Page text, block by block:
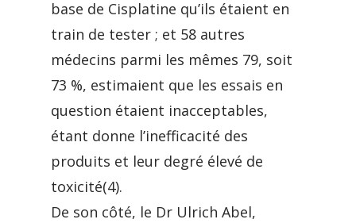
base de Cisplatine qu’ils étaient en
train de tester ; et 58 autres
médecins parmi les mêmes 79, soit
73 %, estimaient que les essais en
question étaient inacceptables,
étant donne l’inefficacité des
produits et leur degré élevé de
toxicité(4).
De son côté, le Dr Ulrich Abel,